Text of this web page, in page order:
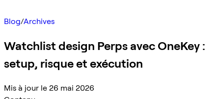
Blog/Archives
Watchlist design Perps avec OneKey :
setup, risque et exécution
Mis à jour le 26 mai 2026